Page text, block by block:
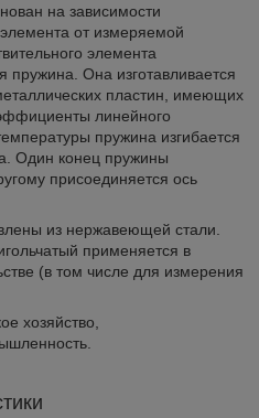
на зависимости
от измеряемой
элемента
пружина. Она изготавливается
пластин, имеющих
линейного
пружина изгибается
Один конец пружины
присоединяется ось
из нержавеющей стали.
применяется в
(в том числе для измерения
хозяйство,